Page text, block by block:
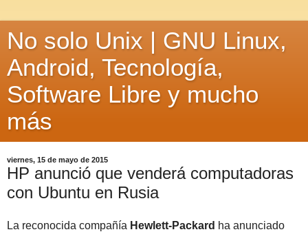
No solo Unix | GNU Linux,
Android, Tecnología,
Software Libre y mucho
más
viernes, 15 de mayo de 2015
HP anunció que venderá computadoras
con Ubuntu en Rusia
La reconocida compañía Hewlett-Packard ha anunciado